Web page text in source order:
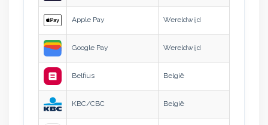
Apple Pay Wereldwijd
Google Pay Wereldwijd
Belfius België
KBC/CBC België